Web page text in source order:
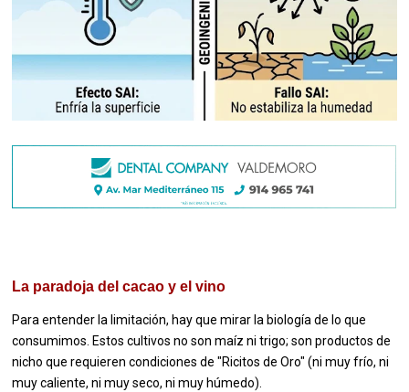
La paradoja del cacao y el vino
Para entender la limitación, hay que mirar la biología de lo que
consumimos. Estos cultivos no son maíz ni trigo; son productos de
nicho que requieren condiciones de "Ricitos de Oro" (ni muy frío, ni
muy caliente, ni muy seco, ni muy húmedo).